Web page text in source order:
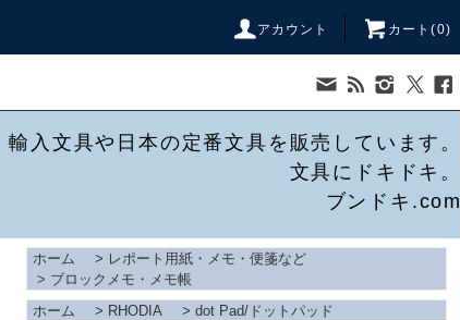
アカウント カート(0)
輸入文具や日本の定番文具を販売しています。
文具にドキドキ。
ブンドキ.com
ホーム > レポート用紙・メモ・便箋など
> ブロックメモ・メモ帳
ホーム
> RHODIA > dot Pad/ドットパッド